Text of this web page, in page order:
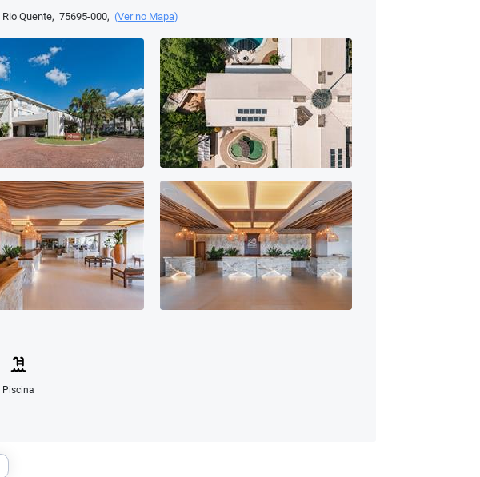
Rio Quente, 75695-000, (Ver no Mapa)
Piscina